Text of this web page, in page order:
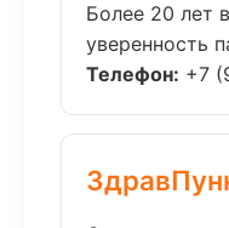
Более 20 лет
уверенность
Телефон: +7